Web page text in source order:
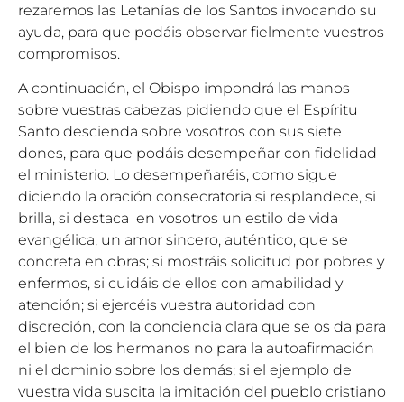
rezaremos las Letanías de los Santos invocando su
ayuda, para que podáis observar fielmente vuestros
compromisos.
A continuación, el Obispo impondrá las manos
sobre vuestras cabezas pidiendo que el Espíritu
Santo descienda sobre vosotros con sus siete
dones, para que podáis desempeñar con fidelidad
el ministerio. Lo desempeñaréis, como sigue
diciendo la oración consecratoria si resplandece, si
brilla, si destaca en vosotros un estilo de vida
evangélica; un amor sincero, auténtico, que se
concreta en obras; si mostráis solicitud por pobres y
enfermos, si cuidáis de ellos con amabilidad y
atención; si ejercéis vuestra autoridad con
discreción, con la conciencia clara que se os da para
el bien de los hermanos no para la autoafirmación
ni el dominio sobre los demás; si el ejemplo de
vuestra vida suscita la imitación del pueblo cristiano